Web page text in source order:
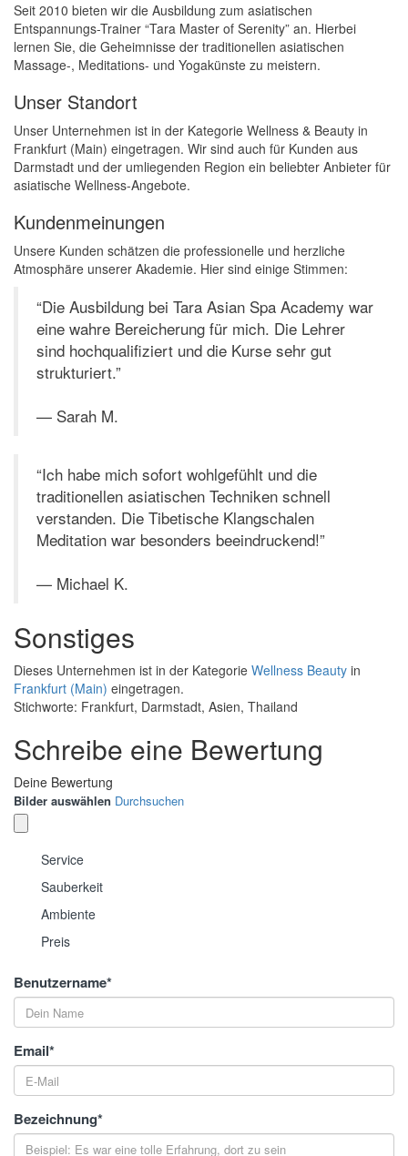
Seit 2010 bieten wir die Ausbildung zum asiatischen
Entspannungs-Trainer “Tara Master of Serenity” an. Hierbei
lernen Sie, die Geheimnisse der traditionellen asiatischen
Massage-, Meditations- und Yogakünste zu meistern.
Unser Standort
Unser Unternehmen ist in der Kategorie Wellness & Beauty in
Frankfurt (Main) eingetragen. Wir sind auch für Kunden aus
Darmstadt und der umliegenden Region ein beliebter Anbieter für
asiatische Wellness-Angebote.
Kundenmeinungen
Unsere Kunden schätzen die professionelle und herzliche
Atmosphäre unserer Akademie. Hier sind einige Stimmen:
“Die Ausbildung bei Tara Asian Spa Academy war
eine wahre Bereicherung für mich. Die Lehrer
sind hochqualifiziert und die Kurse sehr gut
strukturiert.”
— Sarah M.
“Ich habe mich sofort wohlgefühlt und die
traditionellen asiatischen Techniken schnell
verstanden. Die Tibetische Klangschalen
Meditation war besonders beeindruckend!”
— Michael K.
Sonstiges
Dieses Unternehmen ist in der Kategorie Wellness Beauty in
Frankfurt (Main) eingetragen.
Stichworte: Frankfurt, Darmstadt, Asien, Thailand
Schreibe eine Bewertung
Deine Bewertung
Bilder auswählen Durchsuchen
Service
Sauberkeit
Ambiente
Preis
Benutzername*
Email*
Bezeichnung*